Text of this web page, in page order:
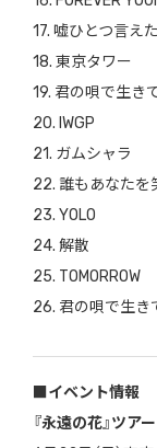
17. 嘘ひとつ言え
18. 東京タワー
19. 君の唄で生き
20. IWGP
21. ガムシャラ
22. 誰もあなたを
23. YOLO
24. 解散
25. TOMORROW
26. 君の唄で生き
■イベント情報
『永遠の花』ツアー